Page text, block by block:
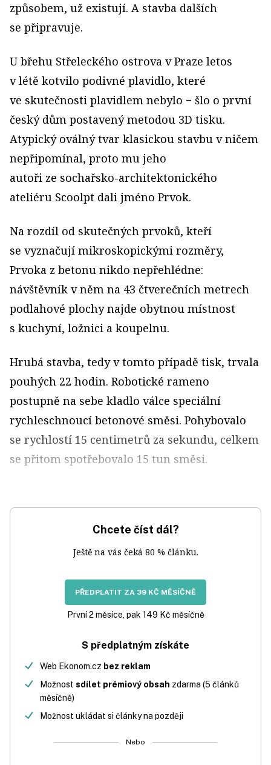
způsobem, už existují. A stavba dalších
se připravuje.
U břehu Střeleckého ostrova v Praze letos
v létě kotvilo podivné plavidlo, které
ve skutečnosti plavidlem nebylo − šlo o první
český dům postavený metodou 3D tisku.
Atypický oválný tvar klasickou stavbu v ničem
nepřipomínal, proto mu jeho
autoři ze sochařsko-architektonického
ateliéru Scoolpt dali jméno Prvok.
Na rozdíl od skutečných prvoků, kteří
se vyznačují mikroskopickými rozměry,
Prvoka z betonu nikdo nepřehlédne:
návštěvník v něm na 43 čtverečních metrech
podlahové plochy najde obytnou místnost
s kuchyní, ložnici a koupelnu.
Hrubá stavba, tedy v tomto případě tisk, trvala
pouhých 22 hodin. Robotické rameno
postupně na sebe kladlo válce speciální
rychleschnoucí betonové směsi. Pohybovalo
se rychlostí 15 centimetrů za sekundu, celkem
se přitom spotřebovalo 15 tun směsi.
Chcete číst dál?
Ještě na vás čeká 80 % článku.
PŘEDPLATIT ZA 39 KČ MĚSÍČNĚ
První 2 měsíce, pak 149 Kč měsíčně
S předplatným získáte
Web Ekonom.cz bez reklam
Možnost sdílet prémiový obsah zdarma (5 článků
měsíčně)
Možnost ukládat si články na později
Nebo